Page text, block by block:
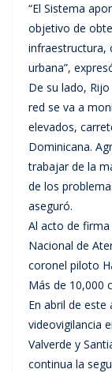
“El Sistema
objetivo de
infraestructura,
urbana”,
De su lado,
red se va a
elevados,
Dominicana.
trabajar de la
de los
aseguró.
Al acto de
Nacional de
coronel piloto
Más de 10,000
En abril de
videovigilancia
Valverde y
continua la